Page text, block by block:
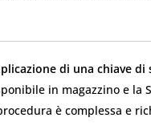
di una chiave di
in magazzino e
è complessa e